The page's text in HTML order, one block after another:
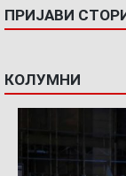
ПРИЈАВИ
КОЛУМНИ